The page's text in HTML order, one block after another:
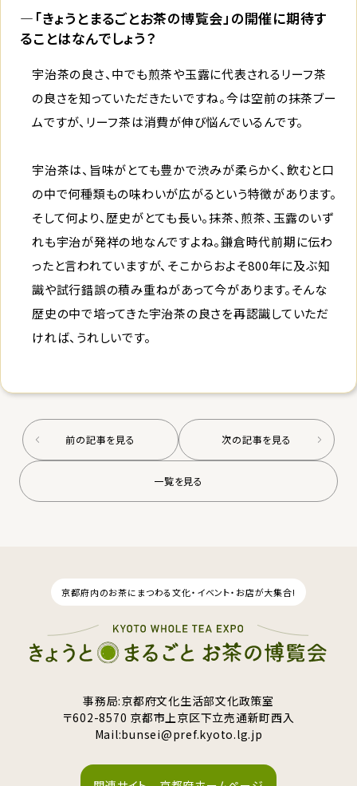
―「きょうとまるごとお茶の博覧会」の開催に期待す
ることはなんでしょう？
宇治茶の良さ、中でも煎茶や玉露に代表されるリーフ茶
の良さを知っていただきたいですね。今は空前の抹茶ブー
ムですが、リーフ茶は消費が伸び悩んでいるんです。
宇治茶は、旨味がとても豊かで渋みが柔らかく、飲むと口
の中で何種類もの味わいが広がるという特徴があります。
そして何より、歴史がとても長い。抹茶、煎茶、玉露のいず
れも宇治が発祥の地なんですよね。鎌倉時代前期に伝わ
ったと言われていますが、そこからおよそ800年に及ぶ知
識や試行錯誤の積み重ねがあって今があります。そんな
歴史の中で培ってきた宇治茶の良さを再認識していただ
ければ、うれしいです。
前の記事を見る
一覧を見る
次の記事を見る
京都府内のお茶にまつわる文化・イベント・お店が大集合!
事務局:京都府文化生活部文化政策室
〒602-8570 京都市上京区下立売通新町西入
Mail:bunsei@pref.kyoto.lg.jp